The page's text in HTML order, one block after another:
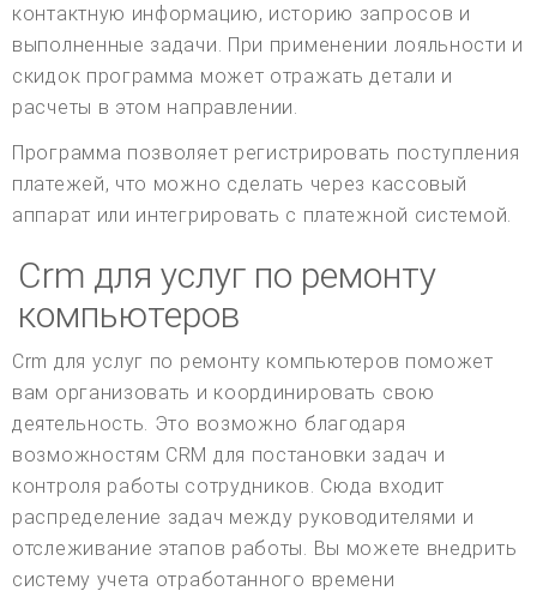
контактную информацию, историю запросов и
выполненные задачи. При применении лояльности и
скидок программа может отражать детали и
расчеты в этом направлении.
Программа позволяет регистрировать поступления
платежей, что можно сделать через кассовый
аппарат или интегрировать с платежной системой.
Crm для услуг по ремонту
компьютеров
Crm для услуг по ремонту компьютеров поможет
вам организовать и координировать свою
деятельность. Это возможно благодаря
возможностям CRM для постановки задач и
контроля работы сотрудников. Сюда входит
распределение задач между руководителями и
отслеживание этапов работы. Вы можете внедрить
систему учета отработанного времени